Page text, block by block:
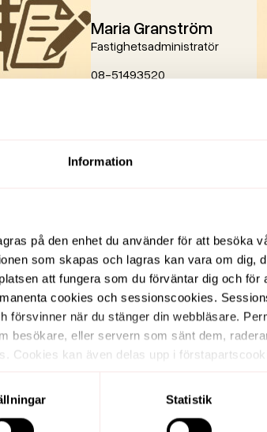
Information
på den enhet du använder för att besöka
som skapas och lagras kan vara om dig,
att fungera som du förväntar dig och för
cookies och sessionscookies.
försvinner när du stänger din webbläsare.
besökare, eller servern som sänt dem,
Cookies kan även delas upp i
och tredjepartscookies
och tredjepartscookies.
Statistik
Maria Granström
Fastighetsadministratör
08-51493520